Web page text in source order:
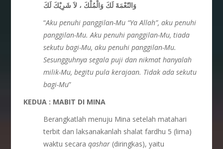
وَالنّعْمَةَ لَكَ وَالْمُلْكَ ، لاَ شَرِيْكَ لَكَ
“Aku penuhi panggilan-Mu “Ya Allah”, aku penuhi
panggilan-Mu. Aku penuhi panggilan-Mu, tiada
sekutu bagi-Mu, aku penuhi panggilan-Mu.
Sesungguhnya segala puji dan nikmat hanyalah
milik-Mu, begitu pula kerajaan. Tidak ada sekutu
bagi-Mu”
KEDUA : MABIT DI MINA
Berangkatlah menuju Mina setelah matahari
terbit dan laksanakanlah shalat fardhu 5 (lima)
waktu secaraqashar (diringkas), yaitu